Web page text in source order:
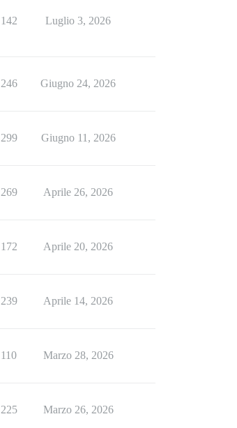
142 Luglio 3, 2026
246 Giugno 24, 2026
299 Giugno 11, 2026
269 Aprile 26, 2026
172 Aprile 20, 2026
239 Aprile 14, 2026
110 Marzo 28, 2026
225 Marzo 26, 2026